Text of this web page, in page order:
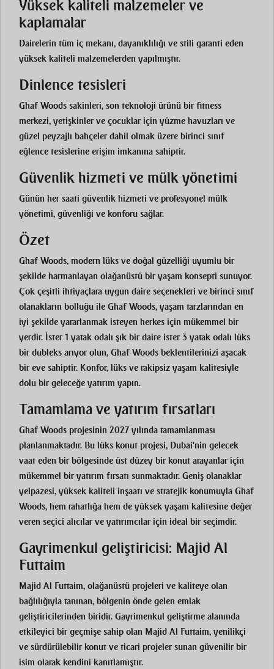
Yüksek kaliteli malzemeler ve
kaplamalar
Dairelerin tüm iç mekanı, dayanıklılığı ve stili garanti eden
yüksek kaliteli malzemelerden yapılmıştır.
Dinlence tesisleri
Ghaf Woods sakinleri, son teknoloji ürünü bir fitness
merkezi, yetişkinler ve çocuklar için yüzme havuzları ve
güzel peyzajlı bahçeler dahil olmak üzere birinci sınıf
eğlence tesislerine erişim imkanına sahiptir.
Güvenlik hizmeti ve mülk yönetimi
Günün her saati güvenlik hizmeti ve profesyonel mülk
yönetimi, güvenliği ve konforu sağlar.
Özet
Ghaf Woods, modern lüks ve doğal güzelliği uyumlu bir
şekilde harmanlayan olağanüstü bir yaşam konsepti sunuyor.
Çok çeşitli ihtiyaçlara uygun daire seçenekleri ve birinci sınıf
olanakların bolluğu ile Ghaf Woods, yaşam tarzlarından en
iyi şekilde yararlanmak isteyen herkes için mükemmel bir
yerdir. İster 1 yatak odalı şık bir daire ister 3 yatak odalı lüks
bir dubleks arıyor olun, Ghaf Woods beklentilerinizi aşacak
bir eve sahiptir. Konfor, lüks ve rakipsiz yaşam kalitesiyle
dolu bir geleceğe yatırım yapın.
Tamamlama ve yatırım fırsatları
Ghaf Woods projesinin 2027 yılında tamamlanması
planlanmaktadır. Bu lüks konut projesi, Dubai'nin gelecek
vaat eden bir bölgesinde üst düzey bir konut arayanlar için
mükemmel bir yatırım fırsatı sunmaktadır. Geniş olanaklar
yelpazesi, yüksek kaliteli inşaatı ve stratejik konumuyla Ghaf
Woods, hem rahatlığa hem de yüksek yaşam kalitesine değer
veren seçici alıcılar ve yatırımcılar için ideal bir seçimdir.
Gayrimenkul geliştiricisi: Majid Al
Futtaim
Majid Al Futtaim, olağanüstü projeleri ve kaliteye olan
bağlılığıyla tanınan, bölgenin önde gelen emlak
geliştiricilerinden biridir. Gayrimenkul geliştirme alanında
etkileyici bir geçmişe sahip olan Majid Al Futtaim, yenilikçi
ve sürdürülebilir konut ve ticari projeler sunan güvenilir bir
isim olarak kendini kanıtlamıştır.